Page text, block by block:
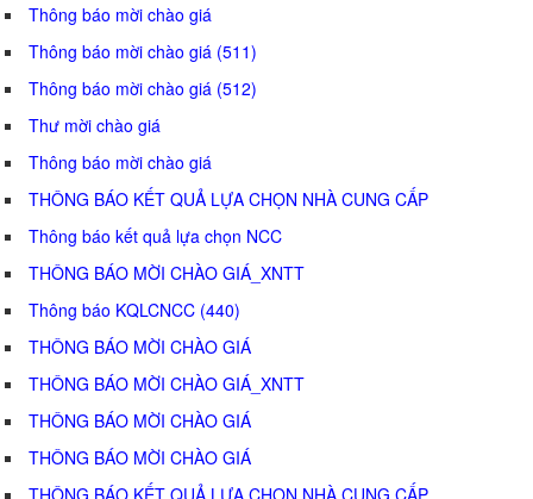
Thông báo mời chào giá
Thông báo mời chào giá (511)
Thông báo mời chào giá (512)
Thư mời chào giá
Thông báo mời chào giá
THÔNG BÁO KẾT QUẢ LỰA CHỌN NHÀ CUNG CẤP
Thông báo kết quả lựa chọn NCC
THÔNG BÁO MỜI CHÀO GIÁ_XNTT
Thông báo KQLCNCC (440)
THÔNG BÁO MỜI CHÀO GIÁ
THÔNG BÁO MỜI CHÀO GIÁ_XNTT
THÔNG BÁO MỜI CHÀO GIÁ
THÔNG BÁO MỜI CHÀO GIÁ
THÔNG BÁO KẾT QUẢ LỰA CHỌN NHÀ CUNG CẤP